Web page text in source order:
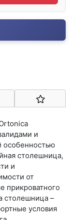
и
столешница,
и
от
прикроватного
столешница –
условия